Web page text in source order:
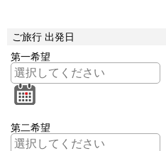
ご旅行 出発日
第一希望
第二希望